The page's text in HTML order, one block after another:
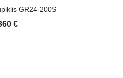
GR24-200S
€